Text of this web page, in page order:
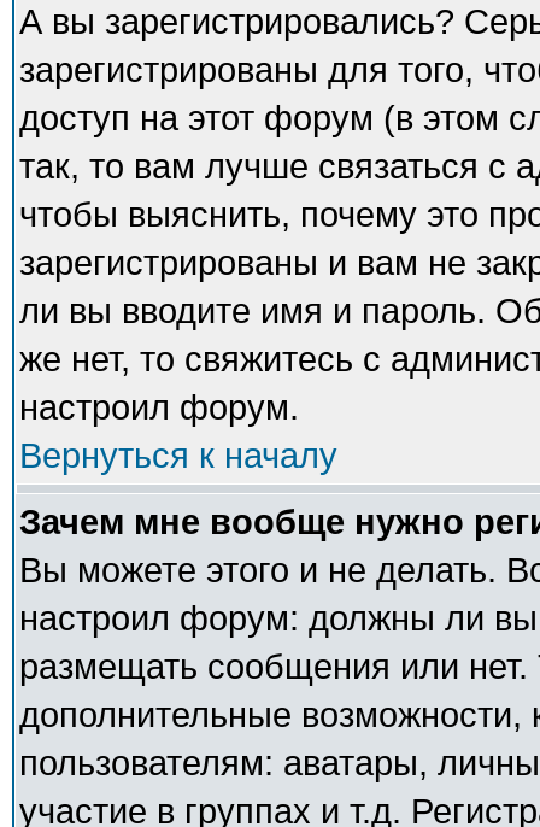
А вы зарегистрировались?
зарегистрированы для того,
доступ на этот форум (в этом
так, то вам лучше связаться с
чтобы выяснить, почему это
зарегистрированы и вам не
ли вы вводите имя и пароль.
же нет, то свяжитесь с
настроил форум.
Вернуться к началу
Зачем мне вообще нужно
Вы можете этого и не делать.
настроил форум: должны ли вы
размещать сообщения или
дополнительные
пользователям: аватары,
участие в группах и т.д.